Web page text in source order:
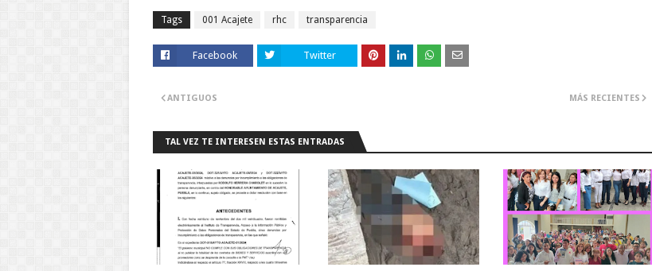
Tags 001 Acajete rhc transparencia
Facebook Twitter
MÁS RECIENTES
ANTIGUOS
TAL VEZ TE INTERESEN ESTAS ENTRADAS